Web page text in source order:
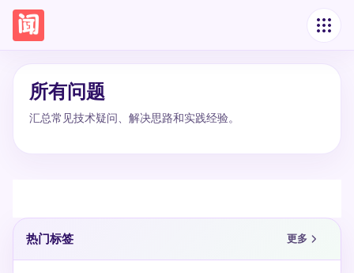
所有问题
汇总常见技术疑问、解决思路和实践经验。
热门标签 更多